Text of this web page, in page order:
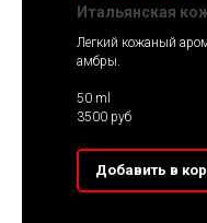
Итальянская
Легкий кожаный
амбры.
50 ml
3500 руб
Добавить в